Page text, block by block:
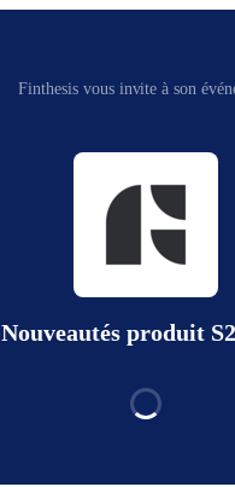
Finthesis vous invite à son
Nouveautés produit